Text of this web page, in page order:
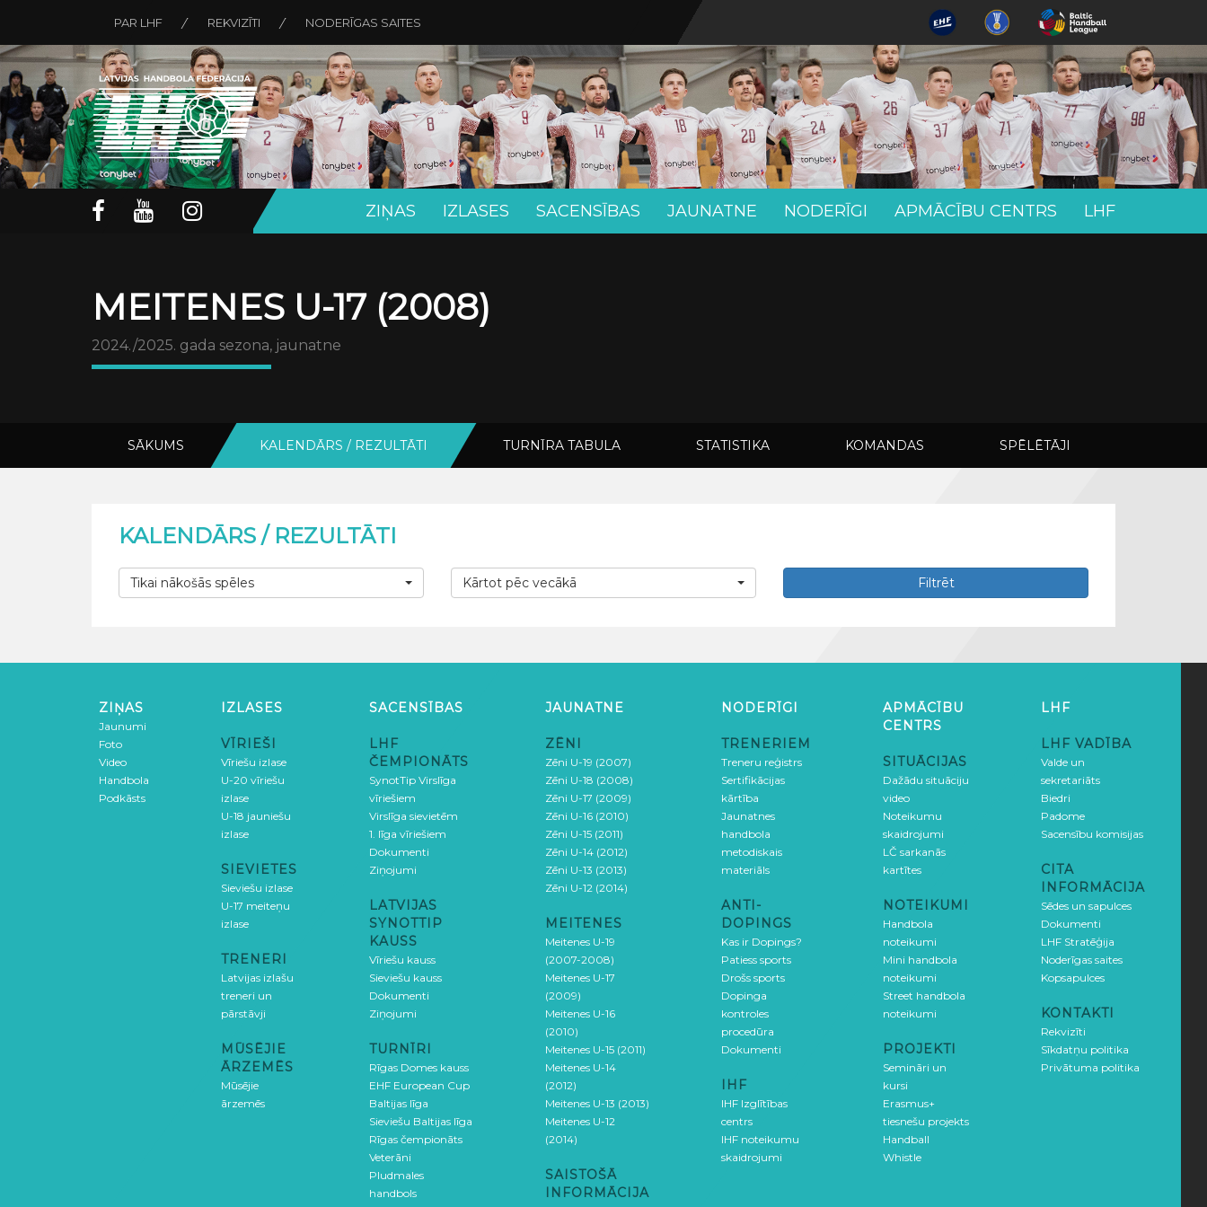
PAR LHF REKVIZĪTI NODERĪGAS SAITES
ZIŅAS IZLASES SACENSĪBAS JAUNATNE NODERĪGI APMĀCĪBU CENTRS LHF
MEITENES U-17 (2008)
2024./2025. gada sezona, jaunatne
SĀKUMS KALENDĀRS / REZULTĀTI TURNĪRA TABULA STATISTIKA KOMANDAS SPĒLĒTĀJI
KALENDĀRS / REZULTĀTI
Tikai nākošās spēles Kārtot pēc vecākā Filtrēt
ZIŅAS
Jaunumi
Foto
Video
Handbola
Podkāsts
IZLASES
VĪRIEŠI
Vīriešu izlase
U-20 vīriešu
izlase
U-18 jauniešu
izlase
SIEVIETES
Sieviešu izlase
U-17 meiteņu
izlase
TRENERI
Latvijas izlašu
treneri un
pārstāvji
MŪSĒJIE
ĀRZEMĒS
Mūsējie
ārzemēs
SACENSĪBAS
LHF
ČEMPIONĀTS
SynotTip Virslīga
vīriešiem
Virslīga sievietēm
1. līga vīriešiem
Dokumenti
Ziņojumi
LATVIJAS
SYNOTTIP
KAUSS
Vīriešu kauss
Sieviešu kauss
Dokumenti
Ziņojumi
TURNĪRI
Rīgas Domes kauss
EHF European Cup
Baltijas līga
Sieviešu Baltijas līga
Rīgas čempionāts
Veterāni
Pludmales
handbols
JAUNATNE
ZĒNI
Zēni U-19 (2007)
Zēni U-18 (2008)
Zēni U-17 (2009)
Zēni U-16 (2010)
Zēni U-15 (2011)
Zēni U-14 (2012)
Zēni U-13 (2013)
Zēni U-12 (2014)
MEITENES
Meitenes U-19
(2007-2008)
Meitenes U-17
(2009)
Meitenes U-16
(2010)
Meitenes U-15 (2011)
Meitenes U-14
(2012)
Meitenes U-13 (2013)
Meitenes U-12
(2014)
SAISTOŠĀ
INFORMĀCIJA
NODERĪGI
TRENERIEM
Treneru reģistrs
Sertifikācijas
kārtība
Jaunatnes
handbola
metodiskais
materiāls
ANTI-
DOPINGS
Kas ir Dopings?
Patiess sports
Drošs sports
Dopinga
kontroles
procedūra
Dokumenti
IHF
IHF Izglītības
centrs
IHF noteikumu
skaidrojumi
APMĀCĪBU
CENTRS
SITUĀCIJAS
Dažādu situāciju
video
Noteikumu
skaidrojumi
LČ sarkanās
kartītes
NOTEIKUMI
Handbola
noteikumi
Mini handbola
noteikumi
Street handbola
noteikumi
PROJEKTI
Semināri un
kursi
Erasmus+
tiesnešu projekts
Handball
Whistle
LHF
LHF VADĪBA
Valde un
sekretariāts
Biedri
Padome
Sacensību komisijas
CITA
INFORMĀCIJA
Sēdes un sapulces
Dokumenti
LHF Stratēģija
Noderīgas saites
Kopsapulces
KONTAKTI
Rekvizīti
Sīkdatņu politika
Privātuma politika